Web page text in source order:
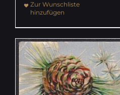
Zur Wunschliste
hinzufügen